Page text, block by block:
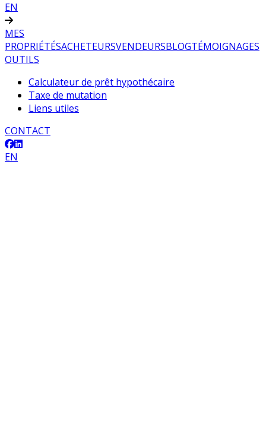
EN
MES
PROPRIÉTÉSACHETEURSVENDEURSBLOGTÉMOIGNAGES
OUTILS
Calculateur de prêt hypothécaire
Taxe de mutation
Liens utiles
CONTACT
EN